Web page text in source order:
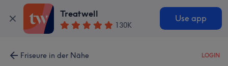
Treatwell
130K
Use app
Friseure in der Nähe LOGIN